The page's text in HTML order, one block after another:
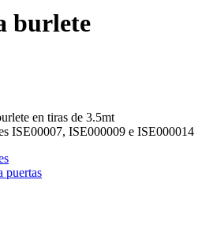
burlete
en tiras de 3.5mt
ISE00007, ISE000009 e ISE000014
puertas